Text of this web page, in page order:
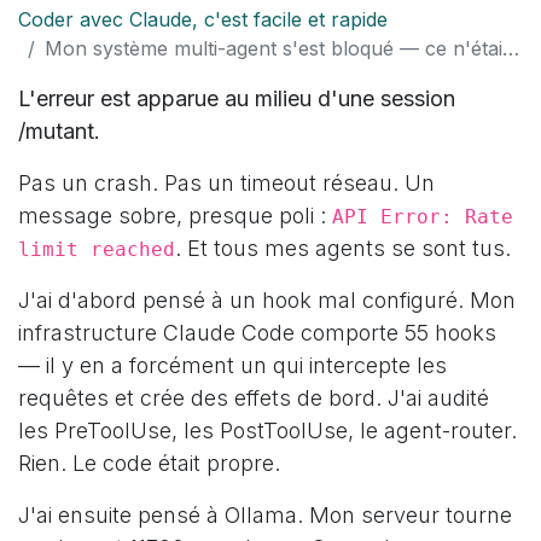
Coder avec Claude, c'est facile et rapide
Mon système multi-agent s'est bloqué — ce n'était pas un bug, c'était du débit
L'erreur est apparue au milieu d'une session
/mutant.
Pas un crash. Pas un timeout réseau. Un
message sobre, presque poli : API Error: Rate
limit reached. Et tous mes agents se sont tus.
J'ai d'abord pensé à un hook mal configuré. Mon
infrastructure Claude Code comporte 55 hooks
— il y en a forcément un qui intercepte les
requêtes et crée des effets de bord. J'ai audité
les PreToolUse, les PostToolUse, le agent-router.
Rien. Le code était propre.
J'ai ensuite pensé à Ollama. Mon serveur tourne